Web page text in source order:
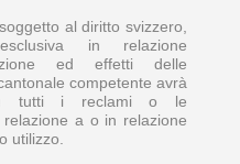
al diritto svizzero,
in relazione
ed effetti delle
competente avrà
su tutti i reclami o le
a o in relazione
utilizzo.